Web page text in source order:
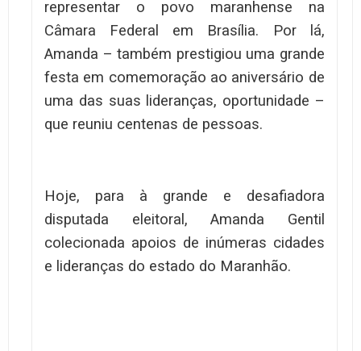
representar o povo maranhense na
Câmara Federal em Brasília. Por lá,
Amanda – também prestigiou uma grande
festa em comemoração ao aniversário de
uma das suas lideranças, oportunidade –
que reuniu centenas de pessoas.
Hoje, para à grande e desafiadora
disputada eleitoral, Amanda Gentil
colecionada apoios de inúmeras cidades
e lideranças do estado do Maranhão.